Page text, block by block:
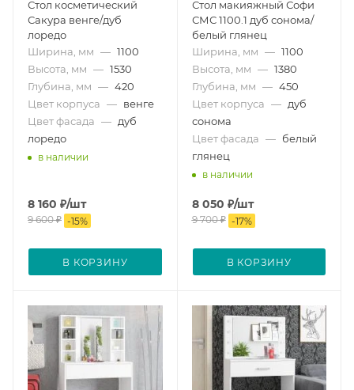
Стол косметический
Сакура венге/дуб
лоредо
Ширина, мм — 1100
Высота, мм — 1530
Глубина, мм — 420
Цвет корпуса — венге
Цвет фасада — дуб
лоредо
в наличии
8 160 ₽/шт
9 600₽ -15%
В КОРЗИНУ
Стол макияжный Софи
СМС 1100.1 дуб сонома/
белый глянец
Ширина, мм — 1100
Высота, мм — 1380
Глубина, мм — 450
Цвет корпуса — дуб
сонома
Цвет фасада — белый
глянец
в наличии
8 050 ₽/шт
9 700₽ -17%
В КОРЗИНУ